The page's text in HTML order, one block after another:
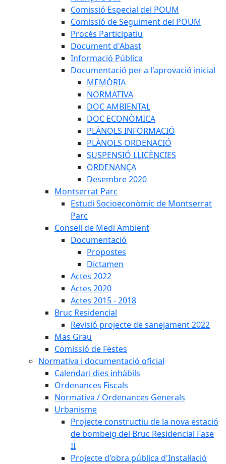
Comissió Especial del POUM
Comissió de Seguiment del POUM
Procés Participatiu
Document d'Abast
Informació Pública
Documentació per a l'aprovació inicial
MEMÒRIA
NORMATIVA
DOC AMBIENTAL
DOC ECONÒMICA
PLÀNOLS INFORMACIÓ
PLÀNOLS ORDENACIÓ
SUSPENSIÓ LLICÈNCIES
ORDENANÇA
Desembre 2020
Montserrat Parc
Estudi Socioeconòmic de Montserrat
Parc
Consell de Medi Ambient
Documentació
Propostes
Dictamen
Actes 2022
Actes 2020
Actes 2015 - 2018
Bruc Residencial
Revisió projecte de sanejament 2022
Mas Grau
Comissió de Festes
Normativa i documentació oficial
Calendari dies inhàbils
Ordenances Fiscals
Normativa / Ordenances Generals
Urbanisme
Projecte constructiu de la nova estació
de bombeig del Bruc Residencial Fase
II
Projecte d'obra pública d'Instal·lació